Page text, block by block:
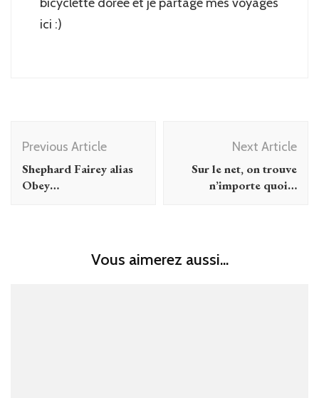
ici :)
Navigation
Previous Article
Shephard Fairey alias
Obey…
Next Article
Sur le net, on trouve
n’importe quoi…
Vous aimerez aussi...